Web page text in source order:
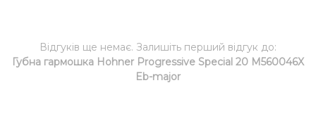
Відгуків ще немає. Залишіть перший відгук до:
Губна гармошка Hohner Progressive Special 20 M560046X
Eb-major